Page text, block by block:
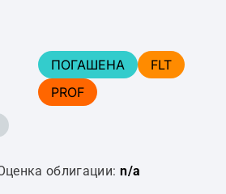
ПОГАШЕНА
FLT
PROF
облигации: n/a